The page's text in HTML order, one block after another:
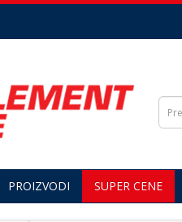
PROIZVODI SUPER CENE